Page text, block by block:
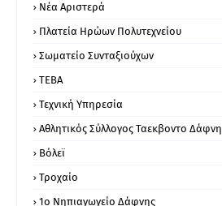
Νέα Αριστερά
Πλατεία Ηρώων Πολυτεχνείου
Σωματείο Συνταξιούχων
ΤΕΒΑ
Τεχνική Υπηρεσία
Αθλητικός Σύλλογος Ταεκβοντο Δάφνη
Βόλεϊ
Τροχαίο
1ο Νηπιαγωγείο Δάφνης